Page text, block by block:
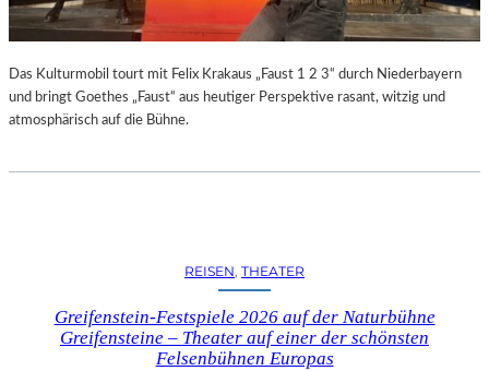
Das Kulturmobil tourt mit Felix Krakaus „Faust 1 2 3“ durch Niederbayern
und bringt Goethes „Faust“ aus heutiger Perspektive rasant, witzig und
atmosphärisch auf die Bühne.
REISEN, THEATER
Greifenstein-Festspiele 2026 auf der Naturbühne
Greifensteine – Theater auf einer der schönsten
Felsenbühnen Europas